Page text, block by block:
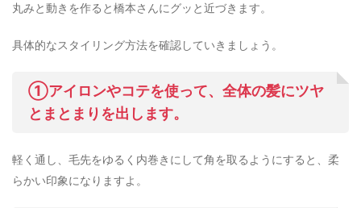
丸みと動きを作ると橋本さんにグッと近づきます。
具体的なスタイリング方法を確認していきましょう。
①アイロンやコテを使って、全体の髪にツヤ
とまとまりを出します。
軽く通し、毛先をゆるく内巻きにして角を取るようにすると、柔
らかい印象になりますよ。